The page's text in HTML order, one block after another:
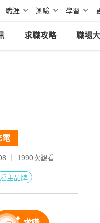
職涯 測驗 學習
求職攻略 職場
電
｜ 1990次觀看
雇主品牌